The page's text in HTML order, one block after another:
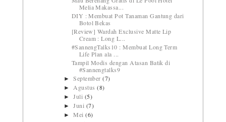
Melia Makassa...
DIY : Membuat Pot Tanaman Gantung dari
Botol Bekas
[Review] Wardah Exclusive Matte Lip
Cream : Long L...
#SannengTalks10 : Membuat Long Term
Life Plan ala ...
Tampil Modis dengan Atasan Batik di
#Sannengtalks9
►September(7)
►Agustus(8)
►Juli (5)
►Juni (7)
►Mei(6)